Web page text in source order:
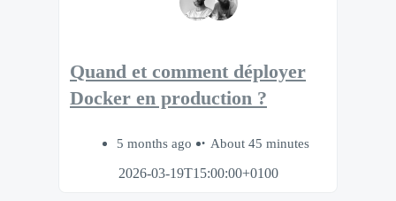
Quand et comment déployer
Docker en production ?
5 months ago
About 45 minutes
2026-03-19T15:00:00+0100